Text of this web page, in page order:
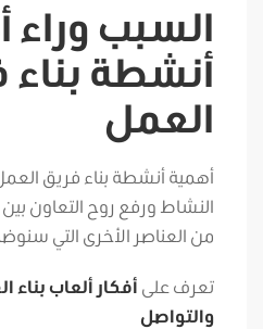
السبب وراء
أنشطة بناء
العمل
أهمية أنشطة بناء فريق
النشاط ورفع روح التعاون
من العناصر الأخرى التي
تعرف على أفكار ألعاب بناء
والتواصل